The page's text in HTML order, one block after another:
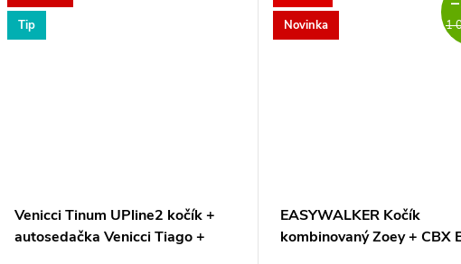
Tip
Venicci Tinum UPline2 kočík +
autosedačka Venicci Tiago +
Novinka
1
EASYWALKER Kočík
kombinovaný Zoey + CBX